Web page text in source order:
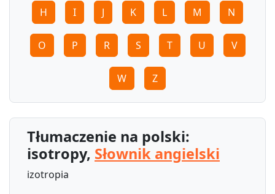
H I J K L M N
O P R S T U V
W Z
Tłumaczenie na polski:
isotropy, Słownik angielski
izotropia